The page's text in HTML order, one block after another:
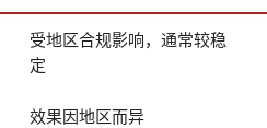
受地区合规影响，通常较稳
定
效果因地区而异